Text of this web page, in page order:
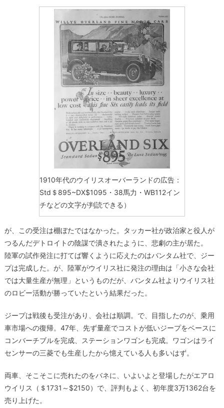
1910年代のウイリスオーバーランドの広告：
Std＄895~DX$1095・38馬力・WB112イン
チなどの文字が判読できる）
が、この受注は棚ぼたではなかった。タッカー社が政治家と役人が
つるんだデトロイトの陰謀で潰されたように、悲劇の主が居た。
陸軍の試作発注に打てば響くように応えたのはバンタム社で、ジー
プは完成した。が、陸軍がウイリス社に発注の理由は「小さな会社
では大量生産が無理」というものだが、バンタム社よりウイリス社
のロビー活動が勝っていたという結果だった。
ジープは戦後も受注があり、会社は順調。で、目指したのが、乗用
車市場への復帰。47年、先ず量産でコストが低いジープをベースに
コンバーチブルを完成、ステーションワゴンも完成。ワゴンはライ
センサーの三菱でも生産したから憶えている人も多いはず。
両車、そこそこに売れたのをバネに、いよいよと登場したがエアロ
ウイリス（＄1731～$2150）で、評判もよく、初年度3万1362台を
売り上げた。